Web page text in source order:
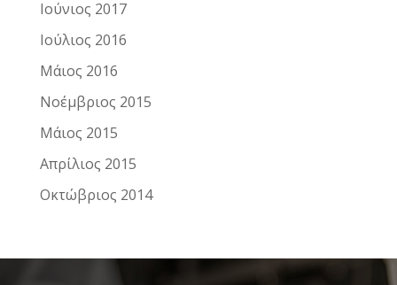
Ιούνιος 2017
Ιούλιος 2016
Μάιος 2016
Νοέμβριος 2015
Μάιος 2015
Απρίλιος 2015
Οκτώβριος 2014